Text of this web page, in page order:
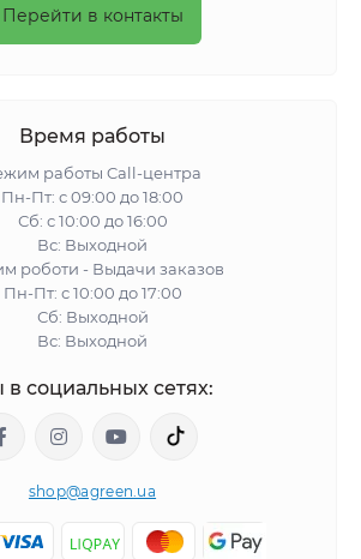
Перейти в контакты
Время работы
работы Call-центра
Пн-Пт: с 09:00 до 18:00
Сб: с 10:00 до 16:00
Вс: Выходной
роботи - Выдачи заказов
Пн-Пт: с 10:00 до 17:00
Сб: Выходной
Вс: Выходной
социальных сетях:
shop@agreen.ua